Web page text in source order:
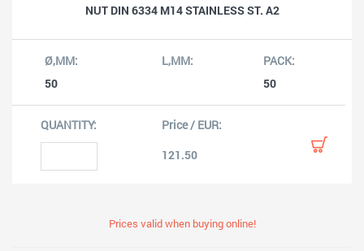
NUT DIN 6334 M14 STAINLESS ST. A2
50 50
121.50
Prices valid when buying online!